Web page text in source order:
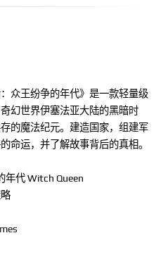
众王纷争的年代》是一款轻量级
幻世界伊塞法亚大陆的黑暗时
的魔法纪元。建造国家，组建军
命运，并了解故事背后的真相。
年代 Witch Queen